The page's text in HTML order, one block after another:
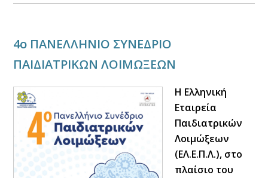
4o ΠΑΝΕΛΛΗΝΙΟ ΣΥΝΕΔΡΙΟ
ΠΑΙΔΙΑΤΡΙΚΩΝ ΛΟΙΜΩΞΕΩΝ
Η Ελληνική
Εταιρεία
Παιδιατρικών
Λοιμώξεων
(ΕΛ.Ε.Π.Λ.), στο
πλαίσιο του